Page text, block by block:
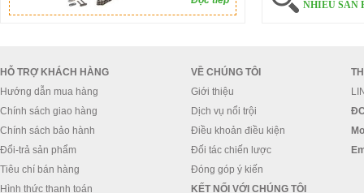
NHIỀU SẢN
HỖ TRỢ KHÁCH HÀNG
Hướng dẫn mua hàng
Chính sách giao hàng
Chính sách bảo hành
Đổi-trả sản phẩm
Tiêu chí bán hàng
Hình thức thanh toán
VỀ CHÚNG TÔI
Giới thiệu
Dịch vụ nổi trội
Điều khoản điều kiện
Đối tác chiến lược
Đóng góp ý kiến
KẾT NỐI VỚI CHÚNG TÔI